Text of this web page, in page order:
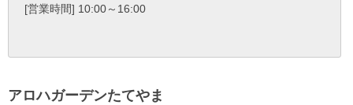
[営業時間] 10:00～16:00
アロハガーデンたてやま